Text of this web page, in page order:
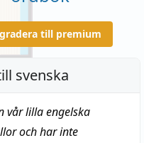
till premium
svenska
vår lilla engelska
och har inte